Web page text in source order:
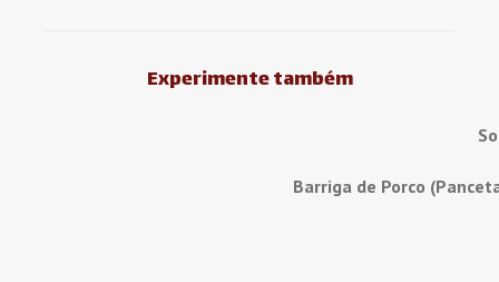
Experimente também
Barriga de Porco